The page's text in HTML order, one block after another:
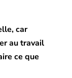
car
au travail
ce que